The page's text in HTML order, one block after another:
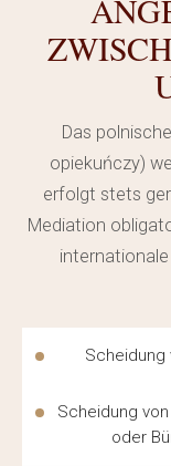
zunächst die
konkrete
bereitgestellt,
der
Status führen
jedem Schritt
Eine solche
noch nicht mit
den lokalen
typische Fehler
Das
opiekuńczy)
erfolgt stets
Mediation
Scheidung
Scheidung
oder